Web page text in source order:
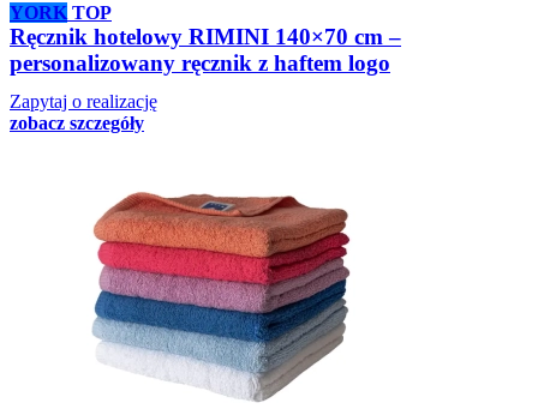
YORK TOP
Ręcznik hotelowy RIMINI 140×70 cm –
personalizowany ręcznik z haftem logo
Zapytaj o realizację
zobacz szczegóły